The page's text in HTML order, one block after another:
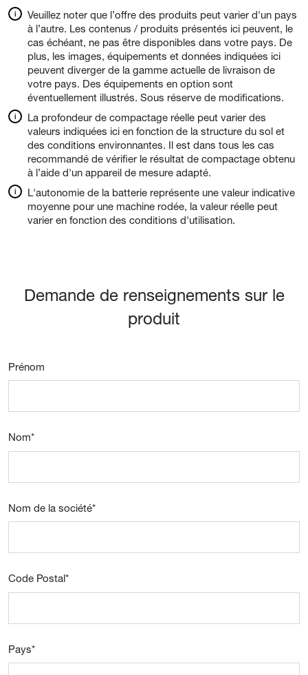
Veuillez noter que l’offre des produits peut varier d'un pays
à l’autre. Les contenus / produits présentés ici peuvent, le
cas échéant, ne pas être disponibles dans votre pays. De
plus, les images, équipements et données indiquées ici
peuvent diverger de la gamme actuelle de livraison de
votre pays. Des équipements en option sont
éventuellement illustrés. Sous réserve de modifications.
La profondeur de compactage réelle peut varier des
valeurs indiquées ici en fonction de la structure du sol et
des conditions environnantes. Il est dans tous les cas
recommandé de vérifier le résultat de compactage obtenu
à l’aide d'un appareil de mesure adapté.
L'autonomie de la batterie représente une valeur indicative
moyenne pour une machine rodée, la valeur réelle peut
varier en fonction des conditions d'utilisation.
Demande de renseignements sur le
produit
Prénom
Nom*
Nom de la société*
Code Postal*
Pays*